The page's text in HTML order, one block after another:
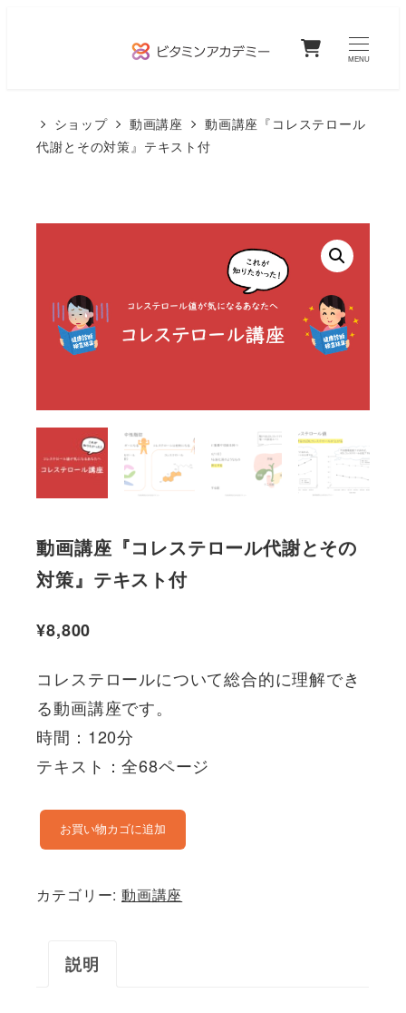
0
MENU
ショップ 動画講座
動画講座『コレステロール
代謝とその対策』テキスト付
動画講座『コレステロール代謝とその
対策』テキスト付
¥8,800
コレステロールについて総合的に理解でき
る動画講座です。
時間：120分
テキスト：全68ページ
画
座
お買い物カゴに追加
カテゴリー: 動画講座
説明